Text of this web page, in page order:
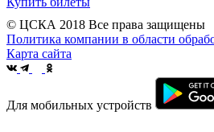
© ЦСКА 2018 Все права защищены
Политика компании в области
Карта сайта
Для мобильных устройств